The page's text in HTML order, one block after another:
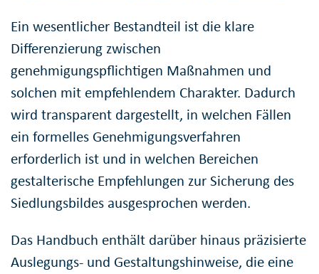
Ein wesentlicher Bestandteil ist die klare
Differenzierung zwischen
genehmigungspflichtigen Maßnahmen und
solchen mit empfehlendem Charakter. Dadurch
wird transparent dargestellt, in welchen Fällen
ein formelles Genehmigungsverfahren
erforderlich ist und in welchen Bereichen
gestalterische Empfehlungen zur Sicherung des
Siedlungsbildes ausgesprochen werden.
Das Handbuch enthält darüber hinaus präzisierte
Auslegungs- und Gestaltungshinweise, die eine